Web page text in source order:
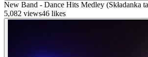
New Band - Dance Hits Medley (Składanka
5,082 views46 likes